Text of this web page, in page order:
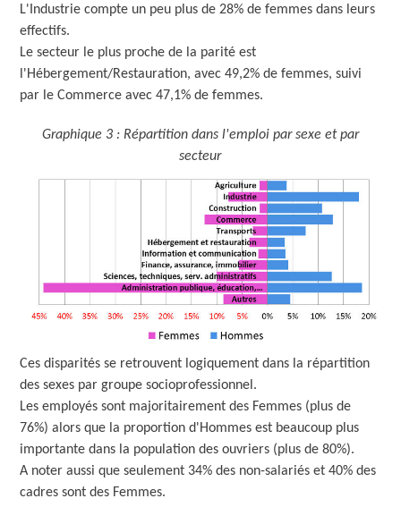
L'Industrie compte un peu plus de 28% de femmes dans leurs
effectifs.
Le secteur le plus proche de la parité est
l'Hébergement/Restauration, avec 49,2% de femmes, suivi
par le Commerce avec 47,1% de femmes.
Graphique 3 : Répartition dans l'emploi par sexe et par
secteur
Ces disparités se retrouvent logiquement dans la répartition
des sexes par groupe socioprofessionnel.
Les employés sont majoritairement des Femmes (plus de
76%) alors que la proportion d'Hommes est beaucoup plus
importante dans la population des ouvriers (plus de 80%).
A noter aussi que seulement 34% des non-salariés et 40% des
cadres sont des Femmes.